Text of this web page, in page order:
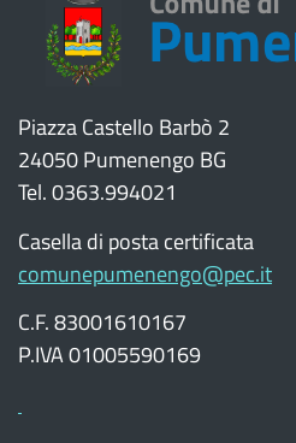
Piazza Castello Barbò 2
24050 Pumenengo BG
Tel. 0363.994021
Casella di posta certificata
comunepumenengo@pec.it
C.F. 83001610167
P.IVA 01005590169